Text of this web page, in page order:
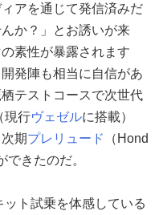
アを通じて発信済みだ
か？」とお誘いが来
素性が暴露されます
発陣も相当に自信があ
テストコースで次世代
現行ヴェゼルに搭載）
期プレリュード
（Hond
きたのだ。
ト試乗を体感している